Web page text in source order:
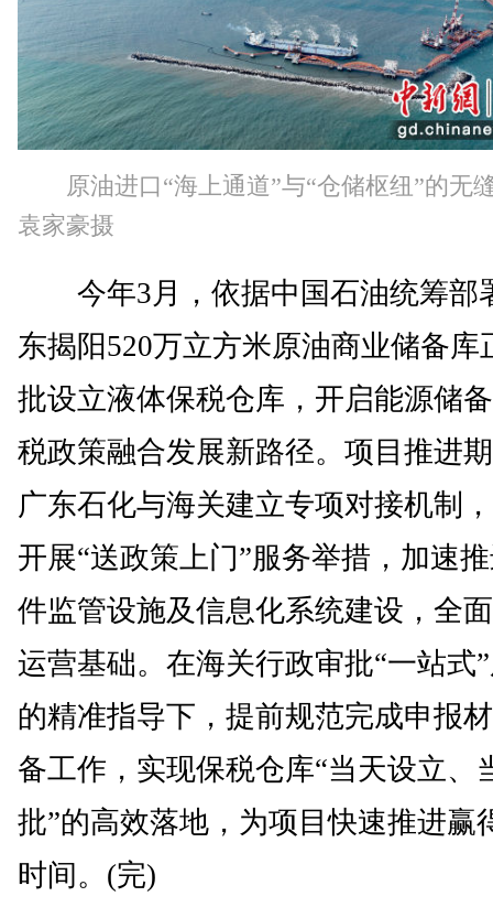
原油进口“海上通道”与“仓储枢纽”的无
袁家豪摄
今年3月，依据中国石油统筹部
东揭阳520万立方米原油商业储备库
批设立液体保税仓库，开启能源储
税政策融合发展新路径。项目推进
广东石化与海关建立专项对接机制
开展“送政策上门”服务举措，加速
件监管设施及信息化系统建设，全
运营基础。在海关行政审批“一站式
的精准指导下，提前规范完成申报
备工作，实现保税仓库“当天设立、
批”的高效落地，为项目快速推进赢
时间。(完)